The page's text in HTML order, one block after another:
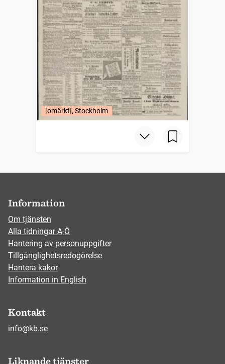
[omärkt], Stockholm
Information
Om tjänsten
Alla tidningar A-Ö
Hantering av personuppgifter
Tillgänglighetsredogörelse
Hantera kakor
Information in English
Kontakt
info@kb.se
Liknande tjänster